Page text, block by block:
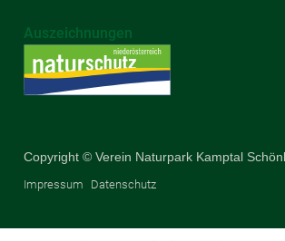
Auszeichnungen
Copyright © Verein Naturpark Kamptal
Impressum Datenschutz